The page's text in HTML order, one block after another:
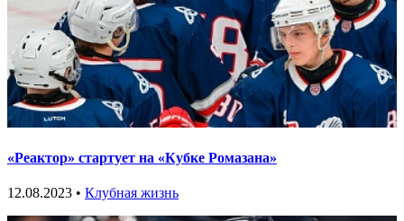
«Реактор» стартует на «Кубке Ромазана»
12.08.2023 • Клубная жизнь